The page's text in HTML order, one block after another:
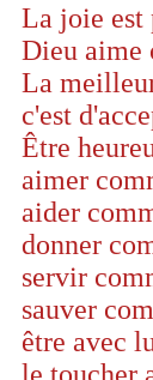
La joie est
Dieu aime
La
c'est
Être
aimer
aider
donner
servir
sauver
être avec
le toucher